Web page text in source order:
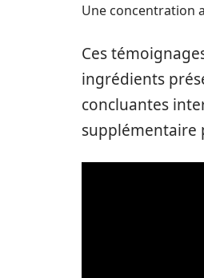
Une concentration
Ces
ingrédients
concluantes
supplémentaire